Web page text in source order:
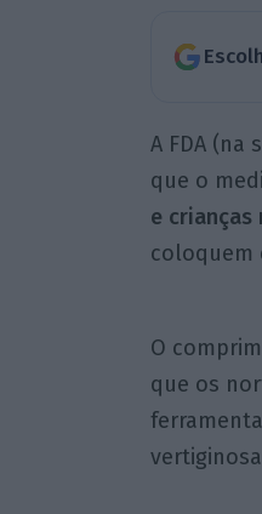
A FDA
que o
e crianças
coloquem
O
que os